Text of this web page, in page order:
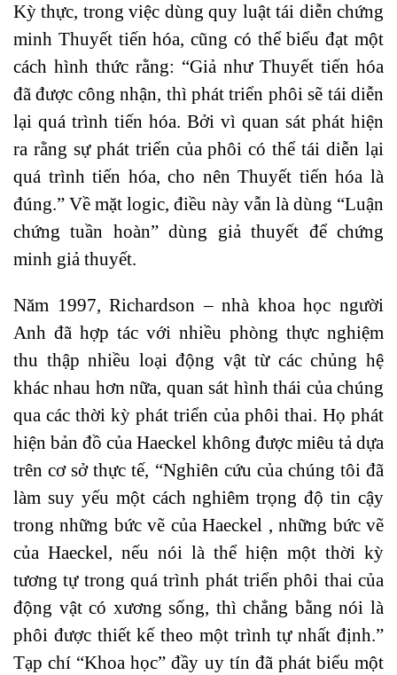
Kỳ thực, trong việc dùng quy luật tái diễn chứng
minh Thuyết tiến hóa, cũng có thể biểu đạt một
cách hình thức rằng: “Giả như Thuyết tiến hóa
đã được công nhận, thì phát triển phôi sẽ tái diễn
lại quá trình tiến hóa. Bởi vì quan sát phát hiện
ra rằng sự phát triển của phôi có thể tái diễn lại
quá trình tiến hóa, cho nên Thuyết tiến hóa là
đúng.” Về mặt logic, điều này vẫn là dùng “Luận
chứng tuần hoàn” dùng giả thuyết để chứng
minh giả thuyết.
Năm 1997, Richardson – nhà khoa học người
Anh đã hợp tác với nhiều phòng thực nghiệm
thu thập nhiều loại động vật từ các chủng hệ
khác nhau hơn nữa, quan sát hình thái của chúng
qua các thời kỳ phát triển của phôi thai. Họ phát
hiện bản đồ của Haeckel không được miêu tả dựa
trên cơ sở thực tế, “Nghiên cứu của chúng tôi đã
làm suy yếu một cách nghiêm trọng độ tin cậy
trong những bức vẽ của Haeckel , những bức vẽ
của Haeckel, nếu nói là thể hiện một thời kỳ
tương tự trong quá trình phát triển phôi thai của
động vật có xương sống, thì chẳng bằng nói là
phôi được thiết kế theo một trình tự nhất định.”
Tạp chí “Khoa học” đầy uy tín đã phát biểu một